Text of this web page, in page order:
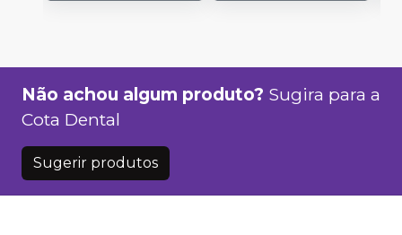
Não achou algum produto? Sugira para a
Cota Dental
Sugerir produtos